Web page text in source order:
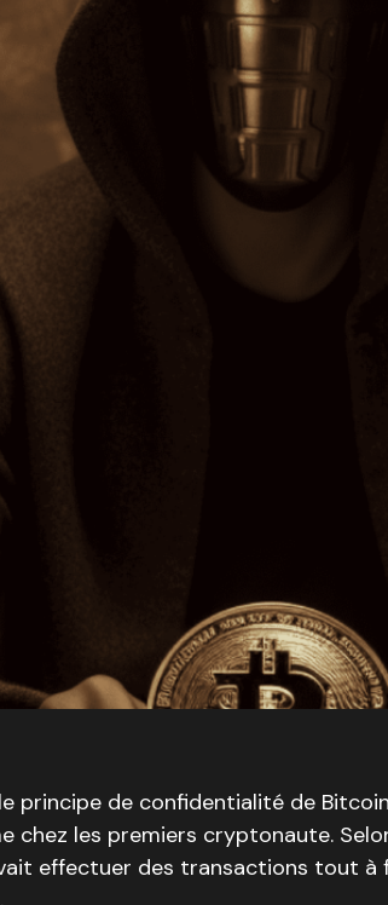
principe de confidentialité de
chez les premiers cryptonaute.
effectuer des transactions tout à